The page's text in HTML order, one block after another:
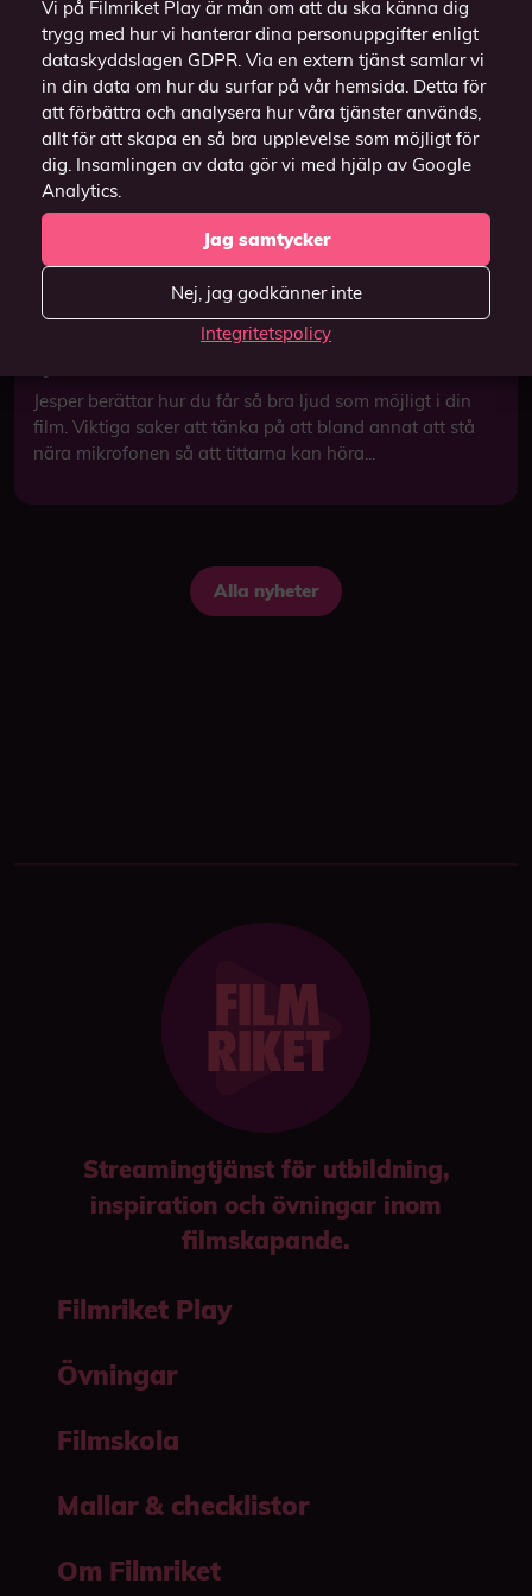
Vi på Filmriket Play är mån om att du ska känna dig
trygg med hur vi hanterar dina personuppgifter enligt
dataskyddslagen GDPR. Via en extern tjänst samlar vi
in din data om hur du surfar på vår hemsida. Detta för
att förbättra och analysera hur våra tjänster används,
allt för att skapa en så bra upplevelse som möjligt för
dig. Insamlingen av data gör vi med hjälp av Google
Analytics.
Jag samtycker
Nej, jag godkänner inte
Integritetspolicy
Jesper berättar hur du får så bra ljud som möjligt i din
film. Viktiga saker att tänka på att bland annat att stå
nära mikrofonen så att tittarna kan höra...
Alla nyheter
Streamingtjänst för utbildning,
inspiration och övningar inom
filmskapande.
Filmriket Play
Övningar
Filmskola
Mallar & checklistor
Om Filmriket